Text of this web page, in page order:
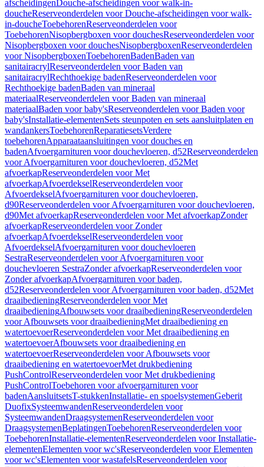
afscheidingenDouche-afscheidingen voor walk-in-
doucheReserveonderdelen voor Douche-afscheidingen voor walk-
in-doucheToebehorenReserveonderdelen voor
ToebehorenNisopbergboxen voor douchesReserveonderdelen voor
Nisopbergboxen voor douchesNisopbergboxenReserveonderdelen
voor NisopbergboxenToebehorenBadenBaden van
sanitairacrylReserveonderdelen voor Baden van
sanitairacrylRechthoekige badenReserveonderdelen voor
Rechthoekige badenBaden van mineraal
materiaalReserveonderdelen voor Baden van mineraal
materiaalBaden voor baby'sReserveonderdelen voor Baden voor
baby'sInstallatie-elementenSets steunpoten en sets aansluitplaten en
wandankersToebehorenReparatiesetsVerdere
toebehorenApparaataansluitingen voor douches en
badenAfvoergarnituren voor douchevloeren, d52Reserveonderdelen
voor Afvoergarnituren voor douchevloeren, d52Met
afvoerkapReserveonderdelen voor Met
afvoerkapAfvoerdekselReserveonderdelen voor
AfvoerdekselAfvoergarnituren voor douchevloeren,
d90Reserveonderdelen voor Afvoergarnituren voor douchevloeren,
d90Met afvoerkapReserveonderdelen voor Met afvoerkapZonder
afvoerkapReserveonderdelen voor Zonder
afvoerkapAfvoerdekselReserveonderdelen voor
AfvoerdekselAfvoergarnituren voor douchevloeren
SestraReserveonderdelen voor Afvoergarnituren voor
douchevloeren SestraZonder afvoerkapReserveonderdelen voor
Zonder afvoerkapAfvoergarnituren voor baden,
d52Reserveonderdelen voor Afvoergarnituren voor baden, d52Met
draaibedieningReserveonderdelen voor Met
draaibedieningAfbouwsets voor draaibedieningReserveonderdelen
voor Afbouwsets voor draaibedieningMet draaibediening en
watertoevoerReserveonderdelen voor Met draaibediening en
watertoevoerAfbouwsets voor draaibediening en
watertoevoerReserveonderdelen voor Afbouwsets voor
draaibediening en watertoevoerMet drukbediening
PushControlReserveonderdelen voor Met drukbediening
PushControlToebehoren voor afvoergarnituren voor
badenAansluitsetsT-stukkenInstallatie- en spoelsystemenGeberit
DuofixSysteemwandenReserveonderdelen voor
SysteemwandenDraagsystemenReserveonderdelen voor
DraagsystemenBeplatingenToebehorenReserveonderdelen voor
ToebehorenInstallatie-elementenReserveonderdelen voor Installatie-
elementenElementen voor wc'sReserveonderdelen voor Elementen
voor wc'sElementen voor wastafelsReserveonderdelen voor